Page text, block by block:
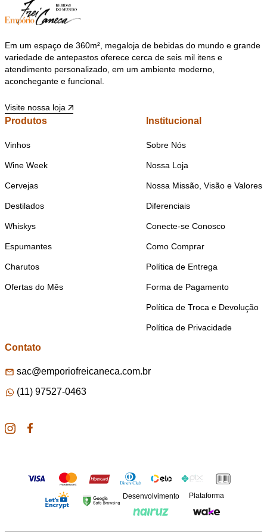
Em um espaço de 360m², megaloja de bebidas do mundo e grande
variedade de antepastos oferece cerca de seis mil itens e
atendimento personalizado, em um ambiente moderno,
aconchegante e funcional.
Visite nossa loja
Produtos
Vinhos
Wine Week
Cervejas
Destilados
Whiskys
Espumantes
Charutos
Ofertas do Mês
Institucional
Sobre Nós
Nossa Loja
Nossa Missão, Visão e Valores
Diferenciais
Conecte-se Conosco
Como Comprar
Política de Entrega
Forma de Pagamento
Política de Troca e Devolução
Política de Privacidade
Contato
sac@emporiofreicaneca.com.br
(11) 97527-0463
Desenvolvimento Plataforma